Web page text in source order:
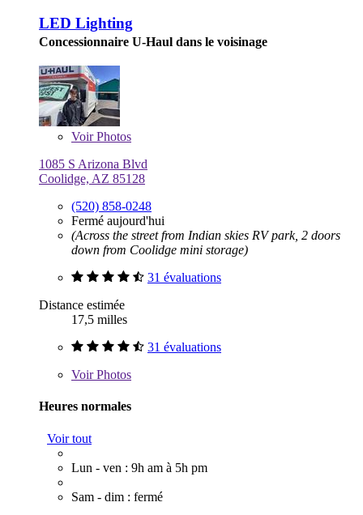
LED Lighting
Concessionnaire U-Haul dans le voisinage
VoirPhotos
1085 S Arizona Blvd
Coolidge, AZ 85128
(520) 858-0248
Fermé aujourd'hui
(Across the street from Indian skies RV park, 2 doors
down from Coolidge mini storage)
31 évaluations
Distance estimée
17,5 milles
31 évaluations
VoirPhotos
Heures normales
Voir tout
Lun - ven : 9h am à 5h pm
Sam - dim : fermé